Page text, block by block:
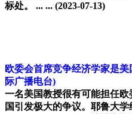
标处。 ... ... (2023-07-13)
欧委会首席竞争经济学家是
际广播电台)
一名美国教授很有可能担任
国引发极大的争议。耶鲁大